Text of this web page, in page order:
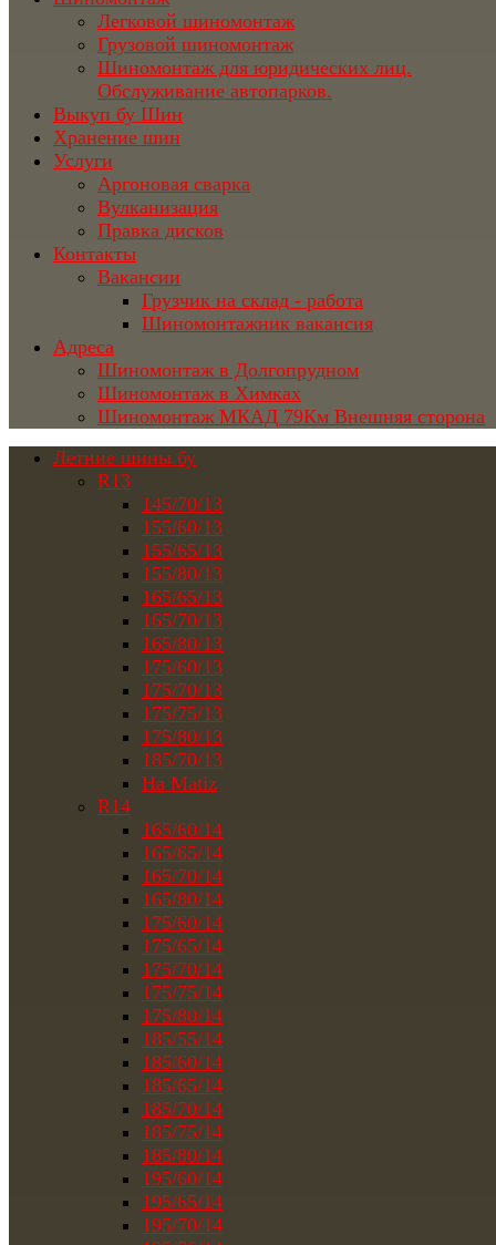
Легковой шиномонтаж
Грузовой шиномонтаж
Шиномонтаж для юридических лиц.
Обслуживание автопарков.
Выкуп бу Шин
Хранение шин
Услуги
Аргоновая сварка
Вулканизация
Правка дисков
Контакты
Вакансии
Грузчик на склад - работа
Шиномонтажник вакансия
Адреса
Шиномонтаж в Долгопрудном
Шиномонтаж в Химках
Шиномонтаж МКАД 79Км Внешняя сторона
Летние шины бу
R13
145/70/13
155/60/13
155/65/13
155/80/13
165/65/13
165/70/13
165/80/13
175/60/13
175/70/13
175/75/13
175/80/13
185/70/13
На Matiz
R14
165/60/14
165/65/14
165/70/14
165/80/14
175/60/14
175/65/14
175/70/14
175/75/14
175/80/14
185/55/14
185/60/14
185/65/14
185/70/14
185/75/14
185/80/14
195/60/14
195/65/14
195/70/14